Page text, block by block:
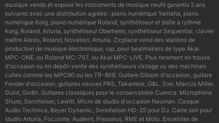
musique vends et expose les instruments de musique neufs garantis 2 ans
suivants avec une distribution agréée : piano numérique Yamaha, piano
numérique Korg, piano numérique Roland, synthétiseur et boîte à rythme
Korg, Roland, Arturia, synthétiseur Oberheim, synthétiseur Sequential, clavier
maître Alesis, Roland, Novation, Arturia. Zicplace vend des stations de
production de musique électronique, rap, pour beatmakers de type Akai
MPC-ONE, ou Roland MC-707, ou Akai MPC-LIVE. Plus rarement on trouve
d'occasion ou en dépôt-vente des synthétiseurs vintage ou des machines
cultes comme les MPC60 ou les TR-808. Guitare Gibson d'occasion, guitare
Fender d'occasion, guitares neuves PRS, Takamine, G&L, Sire, Marcus Miller,
Guild, Godin. Guitares classiques pour le conservatoire Cuenca. Microphone
Shure, Sennheiser, Lewitt. Micro de studio d'occasion Neuman. Casque
Audio Technica, Beyer Dynamic, Sennheiser HD-25 pour DJ. Carte son pour
studio Arturia, Focusrite, Audient, Presonus, RME et Motu. Enceintes de